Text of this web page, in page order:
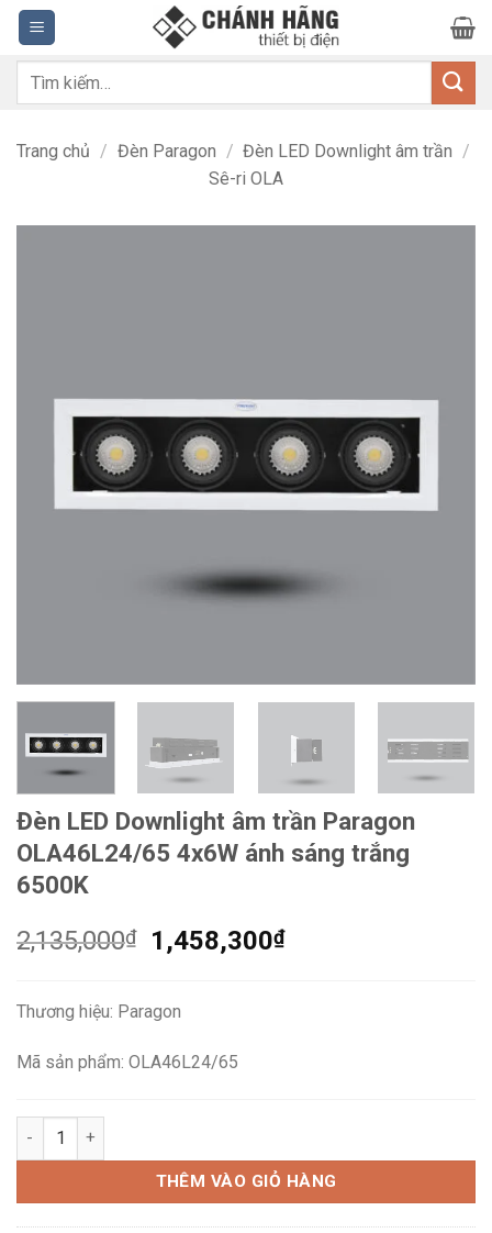
Bỏ
qua
nội
dung
Tìm
Trang chủ / Đèn Paragon / Đèn LED Downlight âm trần /
Sê-ri OLA
Đèn LED Downlight âm trần Paragon
OLA46L24/65 4x6W ánh sáng trắng
6500K
2,135,000₫
Giá
2,135,000₫.
1,458,300₫Giá
Thương hiệu: Paragon
Mã sản phẩm: OLA46L24/65
Đèn LED Downlight âm trần Paragon OLA46L24/65 4x6W ánh
THÊM VÀO GIỎ HÀNG